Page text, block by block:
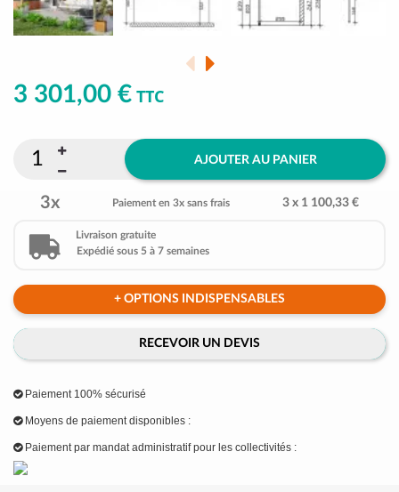
3 301,00 € TTC
AJOUTER AU PANIER
3x Paiement en 3x sans frais 3 x 1 100,33 €
Livraison gratuite
Expédié sous 5 à 7 semaines
+ OPTIONS INDISPENSABLES
RECEVOIR UN DEVIS
Paiement 100% sécurisé
Moyens de paiement disponibles :
Paiement par mandat administratif pour les collectivités :